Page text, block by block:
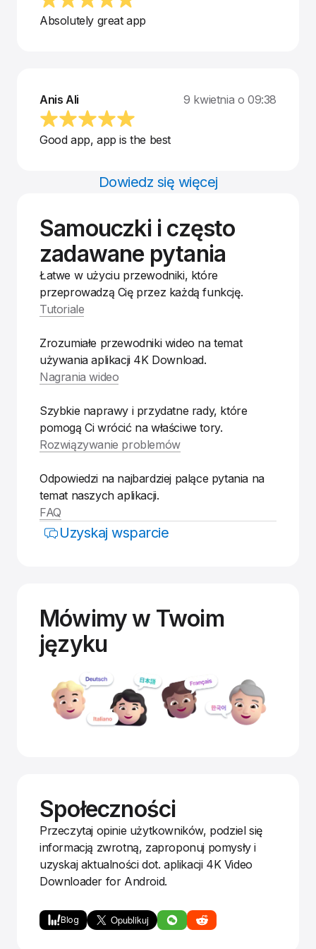
Absolutely great app
Anis Ali 9 kwietnia o 09:38
Good app, app is the best
Dowiedz się więcej
Samouczki i często
zadawane pytania
Łatwe w użyciu przewodniki, które
przeprowadzą Cię przez każdą funkcję.
Tutoriale
Zrozumiałe przewodniki wideo na temat
używania aplikacji 4K Download.
Nagrania wideo
Szybkie naprawy i przydatne rady, które
pomogą Ci wrócić na właściwe tory.
Rozwiązywanie problemów
Odpowiedzi na najbardziej palące pytania na
temat naszych aplikacji.
FAQ
Uzyskaj wsparcie
Mówimy w Twoim
języku
Społeczności
Przeczytaj opinie użytkowników, podziel się
informacją zwrotną, zaproponuj pomysły i
uzyskaj aktualności dot. aplikacji 4K Video
Downloader for Android.
Blog